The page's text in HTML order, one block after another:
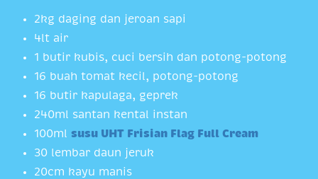
2kg daging dan jeroan sapi
4lt air
1 butir kubis, cuci bersih dan potong-potong
16 buah tomat kecil, potong-potong
16 butir kapulaga, geprek
240ml santan kental instan
100ml susu UHT Frisian Flag Full Cream
30 lembar daun jeruk
20cm kayu manis